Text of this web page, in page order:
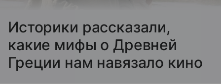
Историки рассказали,
какие мифы о Древней
Греции нам навязало кино